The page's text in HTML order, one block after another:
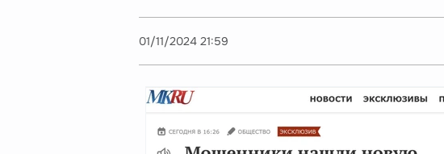
01/11/2024 21:59